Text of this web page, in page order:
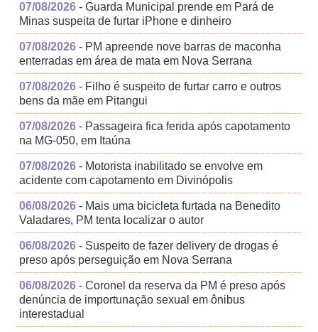
07/08/2026 - Guarda Municipal prende em Pará de
Minas suspeita de furtar iPhone e dinheiro
07/08/2026 - PM apreende nove barras de maconha
enterradas em área de mata em Nova Serrana
07/08/2026 - Filho é suspeito de furtar carro e outros
bens da mãe em Pitangui
07/08/2026 - Passageira fica ferida após capotamento
na MG-050, em Itaúna
07/08/2026 - Motorista inabilitado se envolve em
acidente com capotamento em Divinópolis
06/08/2026 - Mais uma bicicleta furtada na Benedito
Valadares, PM tenta localizar o autor
06/08/2026 - Suspeito de fazer delivery de drogas é
preso após perseguição em Nova Serrana
06/08/2026 - Coronel da reserva da PM é preso após
denúncia de importunação sexual em ônibus
interestadual